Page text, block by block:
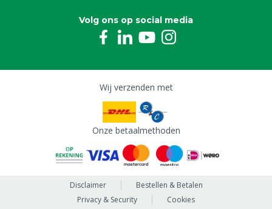
Volg ons op social media
Wij verzenden met
Onze betaalmethoden
Disclaimer
Bestellen & Betalen
Privacy & Security
Cookies